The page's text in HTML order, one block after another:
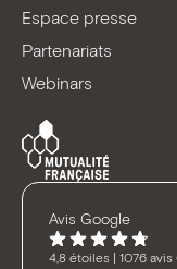
Espace presse
Partenariats
Webinars
Avis Google
4,8 étoiles | 1076